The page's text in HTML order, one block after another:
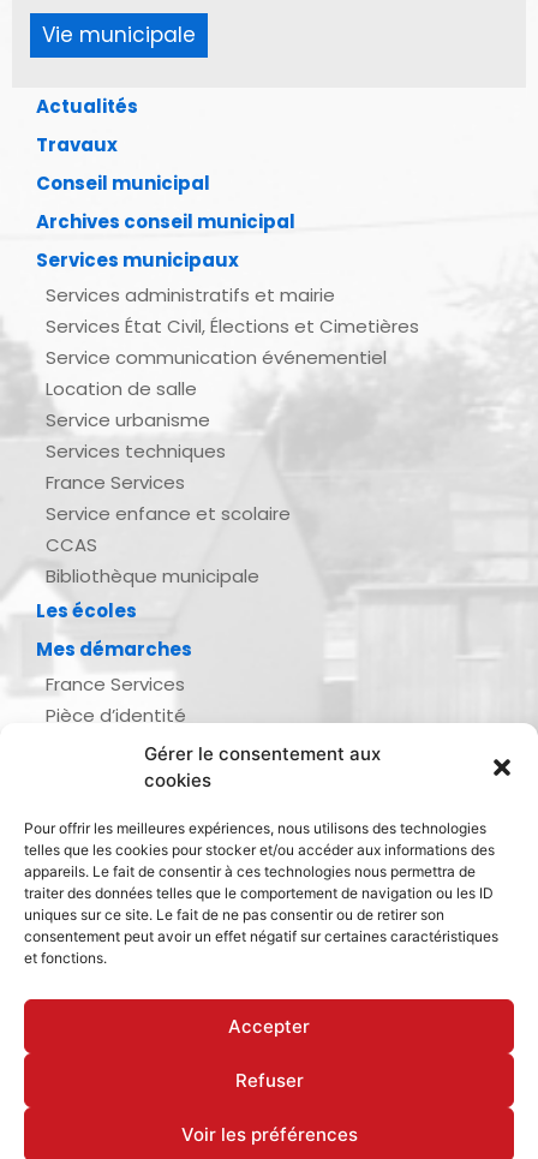
Gérer le consentement aux
cookies
Pour offrir les meilleures expériences, nous utilisons des technologies
telles que les cookies pour stocker et/ou accéder aux informations des
appareils. Le fait de consentir à ces technologies nous permettra de
traiter des données telles que le comportement de navigation ou les ID
uniques sur ce site. Le fait de ne pas consentir ou de retirer son
consentement peut avoir un effet négatif sur certaines caractéristiques
et fonctions.
Accepter
Refuser
Voir les préférences
Vie municipale
Actualités
Travaux
Conseil municipal
Archives conseil municipal
Services municipaux
Services administratifs et mairie
Services État Civil, Élections et Cimetières
Service communication événementiel
Location de salle
Service urbanisme
Services techniques
France Services
Service enfance et scolaire
CCAS
Bibliothèque municipale
Les écoles
Mes démarches
France Services
Pièce d’identité
Demande d’actes d’état civil
Inscription listes électorales
Recensement militaire
Le journal de ma ville
Gestion des déchets
Mentions légales & politique de confidentialité
Déclaration d’accessibilité